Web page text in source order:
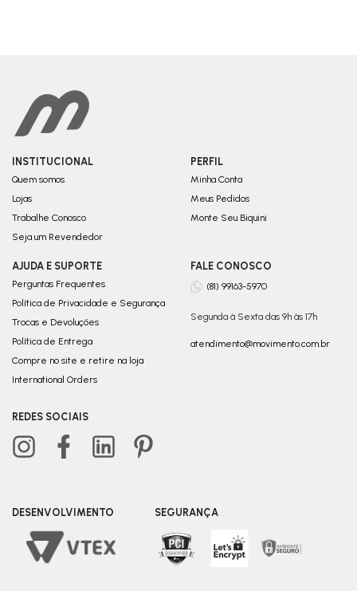
INSTITUCIONAL
Quem somos
Lojas
Trabalhe Conosco
Seja um Revendedor
PERFIL
Minha Conta
Meus Pedidos
Monte Seu Biquini
AJUDA E SUPORTE
Perguntas Frequentes
Política de Privacidade e Segurança
Trocas e Devoluções
Política de Entrega
Compre no site e retire na loja
International Orders
FALE CONOSCO
(81) 99163-5970
Segunda à Sexta das 9h às 17h
atendimento@movimento.com.br
REDES SOCIAIS
DESENVOLVIMENTO SEGURANÇA